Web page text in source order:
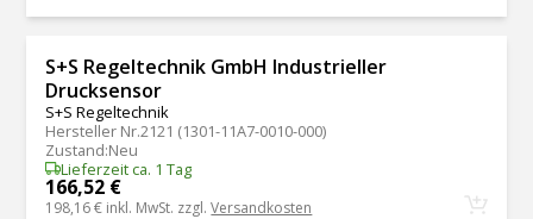
S+S Regeltechnik GmbH Industrieller
Drucksensor
S+S Regeltechnik
Hersteller Nr.2121 (1301-11A7-0010-000)
Zustand:Neu
Lieferzeit ca. 1 Tag
166,52 €
198,16 € inkl. MwSt. zzgl.Versandkosten